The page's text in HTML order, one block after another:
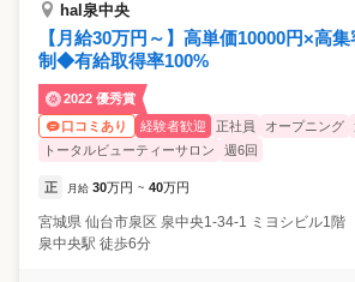
hal泉中央
【月給30万円～】高単価10000円×高
制◆有給取得率100%
2022 優秀賞
口コミあり
経験者歓迎 正社員 オープニング
トータルビューティーサロン
週6回
正 月給 30万円 ~ 40万円
宮城県 仙台市泉区 泉中央1-34-1 ミヨシビル1階
泉中央駅 徒歩6分